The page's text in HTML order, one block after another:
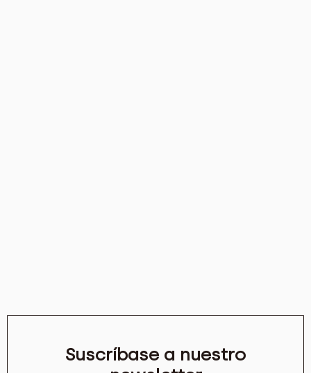
Suscríbase a nuestro